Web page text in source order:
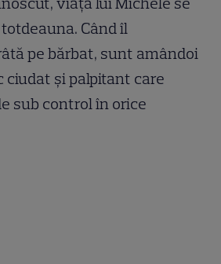
Când îl
pe bărbat, sunt amândoi
şi palpitant care
sub control în orice